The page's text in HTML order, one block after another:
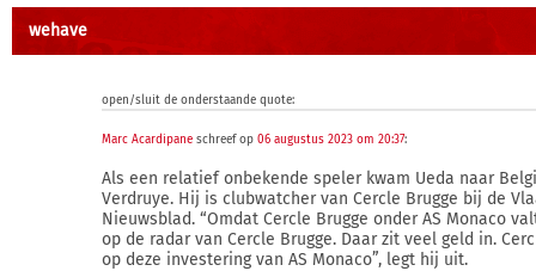
wehave
open/sluit de onderstaande quote:
Marc Acardipaneschreef op 06 augustus 2023 om 20:37:
Als een relatief onbekende speler kwam Ueda naar
Verdruye. Hij is clubwatcher van Cercle Brugge bij de
Nieuwsblad. “Omdat Cercle Brugge onder AS Monaco
op de radar van Cercle Brugge. Daar zit veel geld in.
op deze investering van AS Monaco”, legt hij uit.